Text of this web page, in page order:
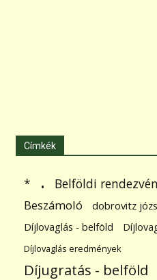
Címkék
* . Belföldi
Beszámoló dobrovitz
Díjlovaglás - belföld
Díjlovaglás eredmények
Díjugratás - belföld